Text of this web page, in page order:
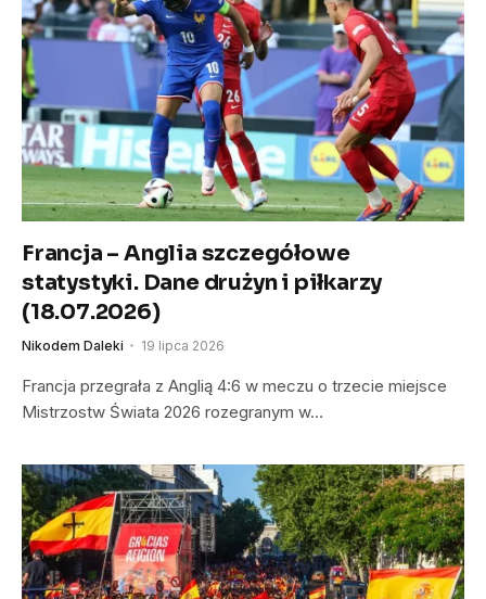
Francja – Anglia szczegółowe
statystyki. Dane drużyn i piłkarzy
(18.07.2026)
Nikodem Daleki 19 lipca 2026
Francja przegrała z Anglią 4:6 w meczu o trzecie miejsce
Mistrzostw Świata 2026 rozegranym w…